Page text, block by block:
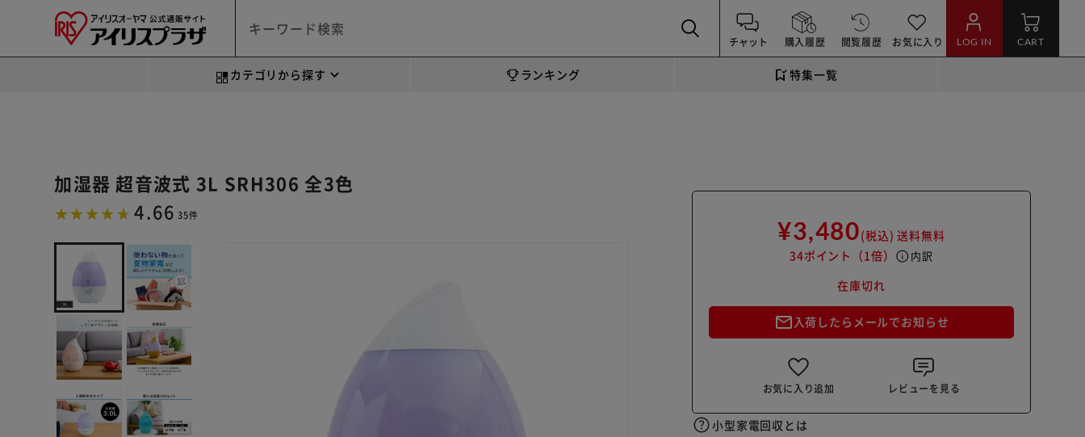
チャット 購入履歴 閲覧履歴 お気に入り LOG IN CART
カテゴリから探す ランキング 特集一覧
加湿器 超音波式 3L SRH306 全3色
4.66 35件
¥3,480(税込) 送料無料
34ポイント （1倍） info 内訳
在庫切れ
mail_outline 入荷したらメールでお知らせ
お気に入り追加 レビューを見る
小型家電回収とは